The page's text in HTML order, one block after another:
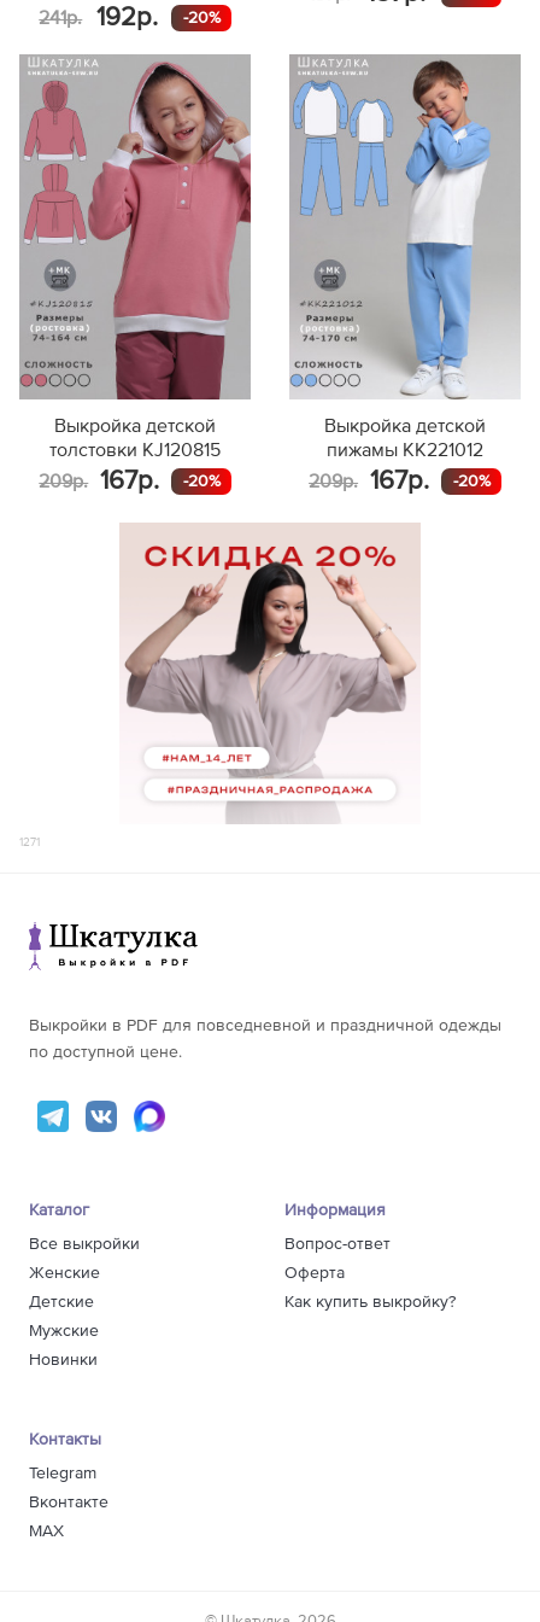
241р.
192р. -20%
Выкройка детской
толстовки KJ120815
209р.
167р. -20%
Выкройка детской
пижамы KK221012
209р.
167р. -20%
1271
Выкройки в PDF для повседневной и праздничной одежды
по доступной цене.
Каталог
Все выкройки
Женские
Детские
Мужские
Новинки
Информация
Вопрос-ответ
Оферта
Как купить выкройку?
Контакты
Telegram
Вконтакте
MAX